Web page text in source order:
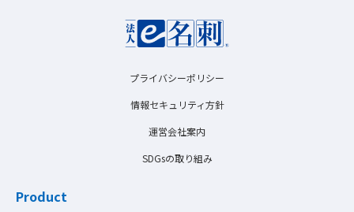
プライバシーポリシー
情報セキュリティ方針
運営会社案内
SDGsの取り組み
Product